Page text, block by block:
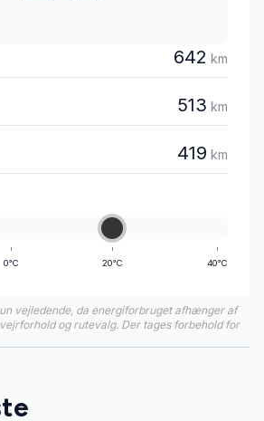
642 km
513 km
419 km
0°C 20°C 40°C
vejledende, da energiforbruget afhænger af
og rutevalg. Der tages forbehold for